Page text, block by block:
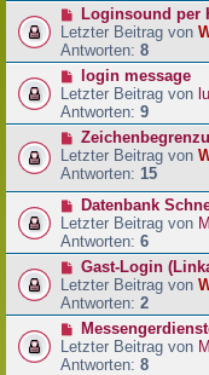
Loginsound per
Letzter Beitrag von
Antworten: 8
login message
Letzter Beitrag von
Antworten: 9
Letzter Beitrag von
Antworten: 15
Datenbank
Letzter Beitrag von
Antworten: 6
Gast-Login
Letzter Beitrag von
Antworten: 2
Letzter Beitrag von
Antworten: 8